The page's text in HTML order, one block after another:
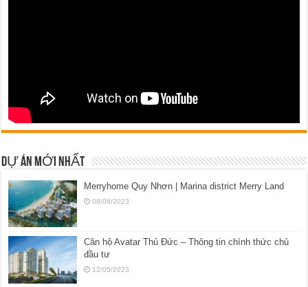
DỰ ÁN MỚI NHẤT
Merryhome Quy Nhơn | Marina district Merry Land
08/08/2023
Căn hộ Avatar Thủ Đức – Thông tin chính thức chủ
đầu tư
12/05/2023